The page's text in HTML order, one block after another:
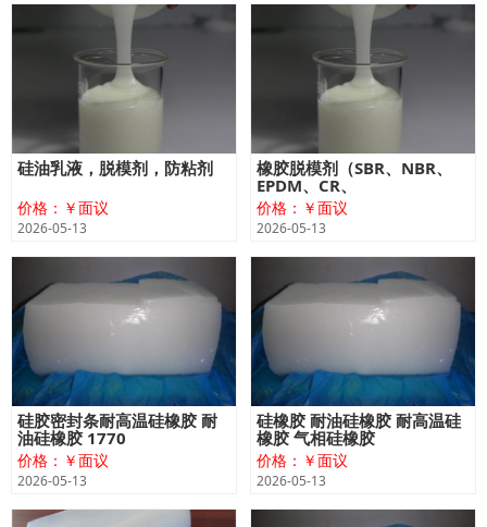
硅油乳液，脱模剂，防粘剂
价格：￥面议
2026-05-13
橡胶脱模剂（SBR、NBR、
EPDM、CR、
价格：￥面议
2026-05-13
硅胶密封条耐高温硅橡胶 耐
油硅橡胶 1770
价格：￥面议
2026-05-13
硅橡胶 耐油硅橡胶 耐高温硅
橡胶 气相硅橡胶
价格：￥面议
2026-05-13